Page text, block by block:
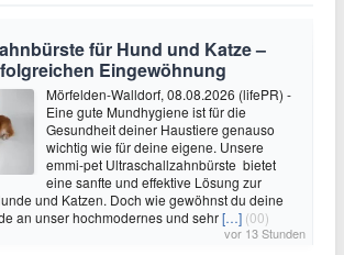
für Hund und Katze –
Eingewöhnung
Mörfelden-Walldorf, 08.08.2026 (lifePR) -
Eine gute Mundhygiene ist für die
Gesundheit deiner Haustiere genauso
wichtig wie für deine eigene. Unsere
emmi-pet Ultraschallzahnbürste bietet
eine sanfte und effektive Lösung zur
und Katzen. Doch wie gewöhnst du deine
an unser hochmodernes und sehr[…] (00)
vor 13 Stunden